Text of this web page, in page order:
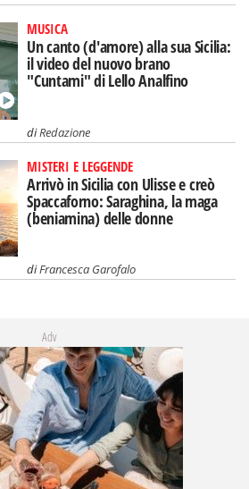
MUSICA
Un canto (d'amore) alla sua Sicilia:
il video del nuovo brano
"Cuntami" di Lello Analfino
diRedazione
MISTERI E LEGGENDE
Arrivò in Sicilia con Ulisse e creò
Spaccaforno: Saraghina, la maga
(beniamina) delle donne
diFrancesca Garofalo
Adv